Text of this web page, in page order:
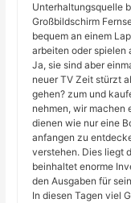
Unterhaltungsquelle
Großbildschirm
bequem an einem
arbeiten oder spielen
Ja, sie sind aber
neuer TV Zeit stürzt
gehen? zum und
nehmen, wir machen
dienen wie nur eine
anfangen zu
verstehen. Dies liegt
beinhaltet enorme
den Ausgaben für
In diesen Tagen viel